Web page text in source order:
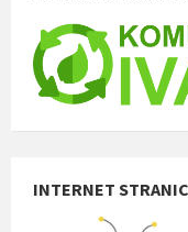
INTERNET